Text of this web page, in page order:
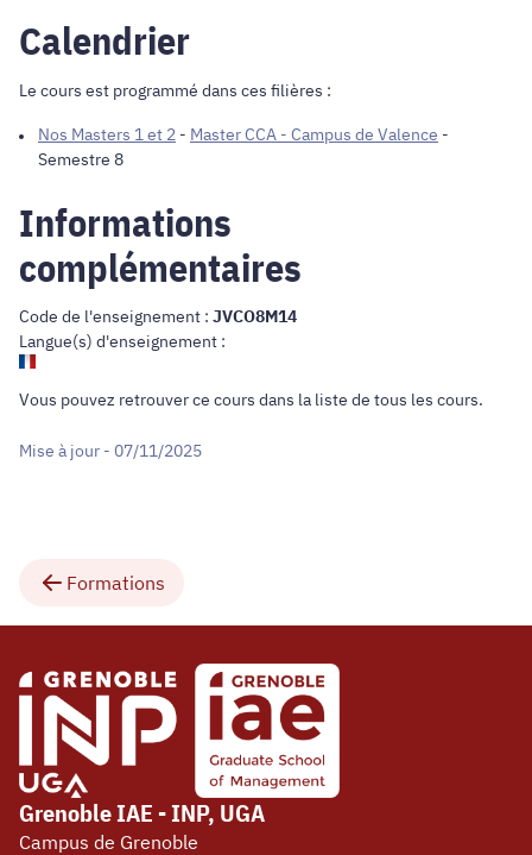
Calendrier
Le cours est programmé dans ces filières :
Nos Masters 1 et 2 - Master CCA - Campus de Valence -
Semestre 8
Informations
complémentaires
Code de l'enseignement : JVCO8M14
Langue(s) d'enseignement :
Vous pouvez retrouver ce cours dans la liste de tous les cours.
Mise à jour - 07/11/2025
Formations
Grenoble IAE - INP, UGA
Campus de Grenoble